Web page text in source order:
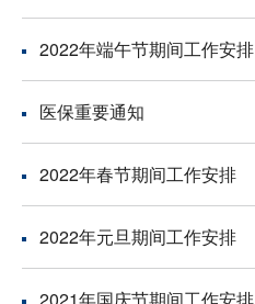
2022年端午节期间工作安排
医保重要通知
2022年春节期间工作安排
2022年元旦期间工作安排